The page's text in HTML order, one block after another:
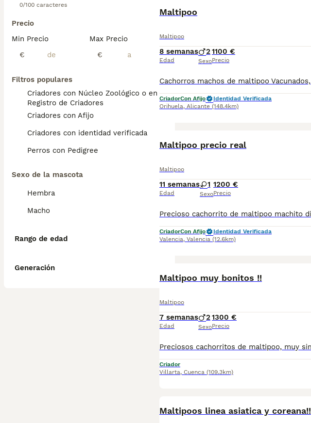
0/100 caracteres
Precio
Min Precio
€
Max Precio
€
Filtros populares
Criadores con Núcleo Zoológico o en el
Registro de Criadores
Criadores con Afijo
Criadores con identidad verificada
Perros con Pedigree
Sexo de la mascota
Hembra
Macho
Rango de edad
Generación
Maltipoo
Maltipoo
8 semanas
Edad
2
Sexo
1100 €
Precio
CriadorCon Afijo
Identidad Verificada
Orihuela, Alicante (148.4km)
Maltipoo precio real
Maltipoo
11 semanas
Edad
1
Sexo
1200 €
Precio
CriadorCon Afijo
Identidad Verificada
Valencia, Valencia (12.6km)
Maltipoo muy bonitos !!
Maltipoo
7 semanas
Edad
2
Sexo
1300 €
Precio
Criador
Villarta, Cuenca (109.3km)
Maltipoos linea asiatica y coreana!!